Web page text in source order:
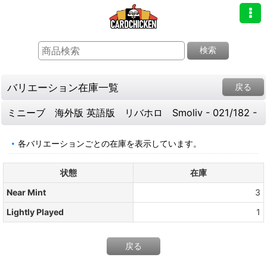
検索
バリエーション在庫一覧 戻る
ミニーブ 海外版 英語版 リバホロ Smoliv - 021/182 -
各バリエーションごとの在庫を表示しています。
状態
在庫
Near Mint
3
Lightly Played
1
戻る